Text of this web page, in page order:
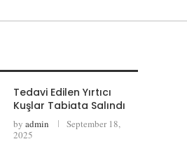
Tedavi Edilen Yırtıcı
Kuşlar Tabiata Salındı
by admin
September 18,
2025